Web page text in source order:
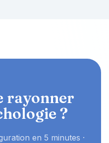
rayonner
?
en 5 minutes ·